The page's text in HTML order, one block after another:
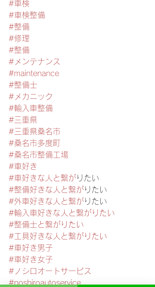
#車検
#車検整備
#整備
#修理
#整備
#メンテナンス
#maintenance
#整備士
#メカニック
#輸入車整備
#三重県
#三重県桑名市
#桑名市多度町
#桑名市整備工場
#車好き
#車好きな人と繋がりたい
#整備好きな人と繋がりたい
#外車好きな人と繋がりたい
#輸入車好きな人と繋がりたい
#整備士と繋がりたい
#工具好きな人と繋がりたい
#車好き男子
#車好き女子
#ノシロオートサービス
#noshiroautoservice